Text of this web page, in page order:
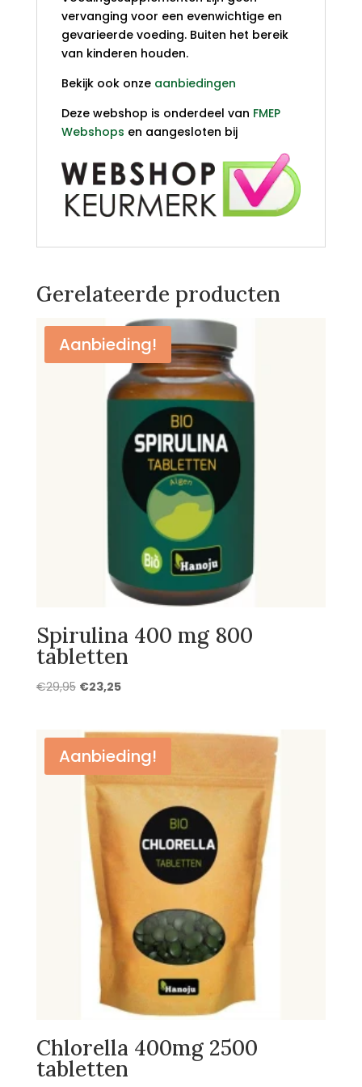
vervanging voor een evenwichtige en
gevarieerde voeding. Buiten het bereik
van kinderen houden.
Bekijk ook onze aanbiedingen
Deze webshop is onderdeel van FMEP
Webshops en aangesloten bij
Gerelateerde producten
Aanbieding!
Spirulina 400 mg 800
tabletten
€29,95 Oorspronkelijke
€29,95.
€23,25Huidige
€23,25.
Aanbieding!
Chlorella 400mg 2500
tabletten